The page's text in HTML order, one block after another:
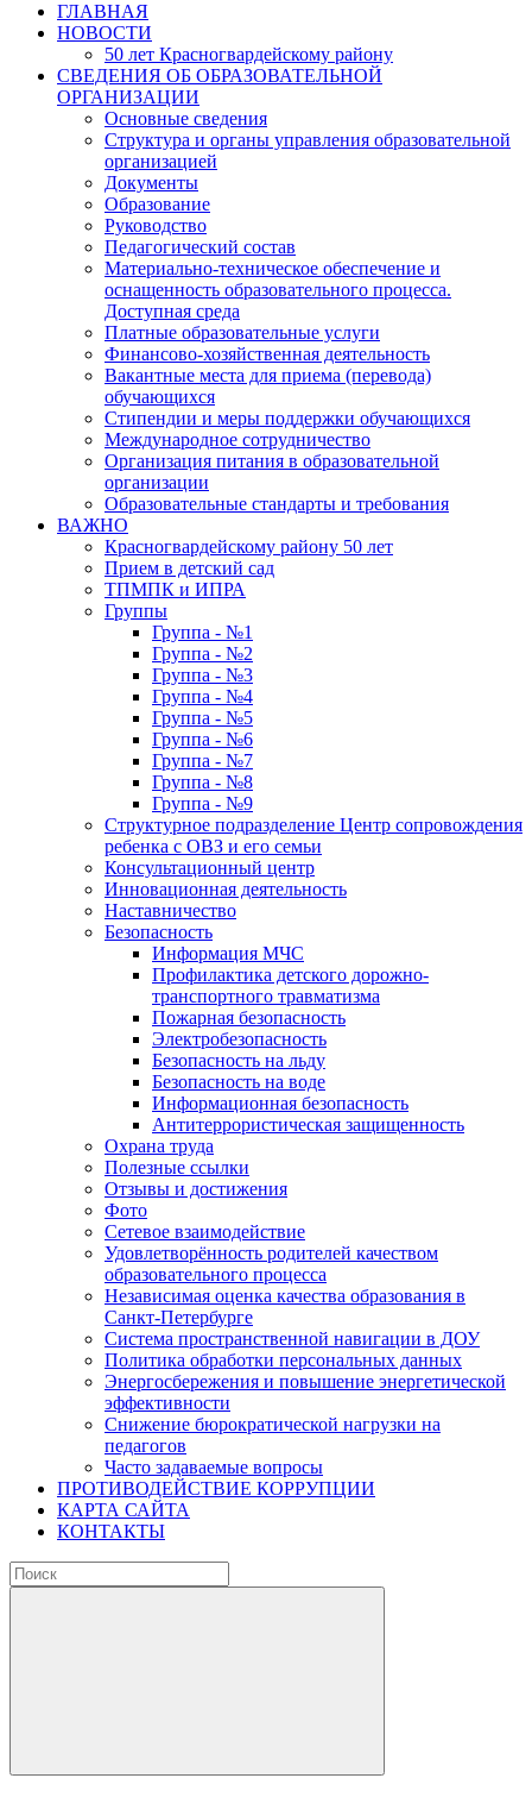
ГЛАВНАЯ
НОВОСТИ
50 лет Красногвардейскому району
СВЕДЕНИЯ ОБ ОБРАЗОВАТЕЛЬНОЙ
ОРГАНИЗАЦИИ
Основные сведения
Структура и органы управления образовательной
организацией
Документы
Образование
Руководство
Педагогический состав
Материально-техническое обеспечение и
оснащенность образовательного процесса.
Доступная среда
Платные образовательные услуги
Финансово-хозяйственная деятельность
Вакантные места для приема (перевода)
обучающихся
Стипендии и меры поддержки обучающихся
Международное сотрудничество
Организация питания в образовательной
организации
Образовательные стандарты и требования
ВАЖНО
Красногвардейскому району 50 лет
Прием в детский сад
ТПМПК и ИПРА
Группы
Группа - №1
Группа - №2
Группа - №3
Группа - №4
Группа - №5
Группа - №6
Группа - №7
Группа - №8
Группа - №9
Структурное подразделение Центр сопровождения
ребенка с ОВЗ и его семьи
Консультационный центр
Инновационная деятельность
Наставничество
Безопасность
Информация МЧС
Профилактика детского дорожно-
транспортного травматизма
Пожарная безопасность
Электробезопасность
Безопасность на льду
Безопасность на воде
Информационная безопасность
Антитеррористическая защищенность
Охрана труда
Полезные ссылки
Отзывы и достижения
Фото
Сетевое взаимодействие
Удовлетворённость родителей качеством
образовательного процесса
Независимая оценка качества образования в
Санкт-Петербурге
Система пространственной навигации в ДОУ
Политика обработки персональных данных
Энергосбережения и повышение энергетической
эффективности
Снижение бюрократической нагрузки на
педагогов
Часто задаваемые вопросы
ПРОТИВОДЕЙСТВИЕ КОРРУПЦИИ
КАРТА САЙТА
КОНТАКТЫ